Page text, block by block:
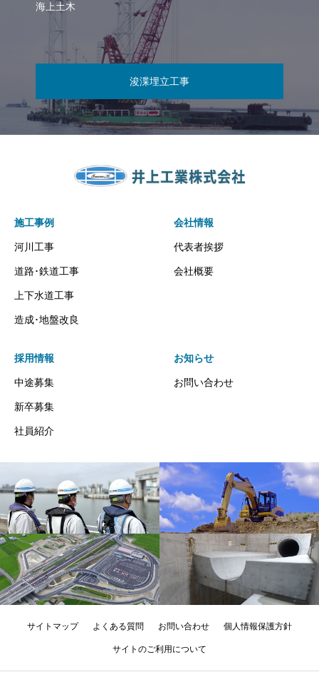
海上土木
浚渫埋立工事
施工事例
河川工事
道路･鉄道工事
上下水道工事
造成･地盤改良
会社情報
代表者挨拶
会社概要
採用情報
中途募集
新卒募集
社員紹介
お知らせ
お問い合わせ
サイトマップ よくある質問 お問い合わせ 個人情報保護方針
サイトのご利用について